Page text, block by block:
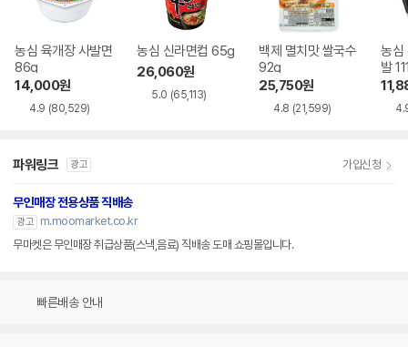
농심 육개장 사발면
86g
14,000원
4.9 (80,529)
농심 신라면컵 65g
26,060원
5.0 (65,113)
백제 멸치맛 쌀국수
92g
25,750원
4.8 (21,599)
농심
발
파워링크 광고 가입신청
무인매장 전용상품 직배송
광고
m.moomarket.co.kr
무마켓은 무인매장 취급상품(스낵,음료) 직배송 도매 쇼핑몰입니다.
빠른배송 안내